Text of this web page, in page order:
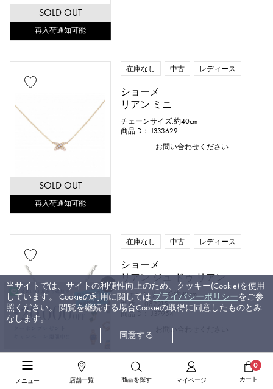
メニュー 店舗一覧 商品を探す マイページ
0
カート
SOLD OUT
再入荷通知可能
SOLD OUT
再入荷通知可能
在庫なし 中古 レディース
ショーメ
リアン ミニ
チェーンサイズ:約40cm
商品ID： J333629
お問い合わせください
SOLD OUT
再入荷通知可能
在庫なし 中古 レディース
ショーメ
リアン ジュ ドゥ リアン
チェーンサイズ:約42cm
型番： 082215
商品ID： J379541
お問い合わせください
当サイトでは、サイトの利便性向上のため、クッキー(Cookie)を使用
しています。 Cookieの利用に関しては プライバシーポリシーをご参
照ください。 閲覧を継続する場合Cookieの取得に同意したものとみ
なします。
同意する